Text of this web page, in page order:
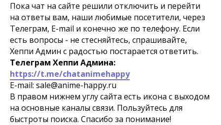
Пока чат на сайте решили отключить и перейти
на ответы вам, наши любимые посетители, через
Телеграм, E-mail и конечно же по телефону. Если
есть вопросы - не стесняйтесь, спрашивайте,
Хеппи Админ с радостью постарается ответить.
Телеграм Хеппи Админа:
https://t.me/chatanimehappy
E-mail: sale@anime-happy.ru
В правом нижнем углу сайта есть икона с выходом
на основные каналы связи. Пользуйтесь для
быстроты поиска. Спасибо за понимание!